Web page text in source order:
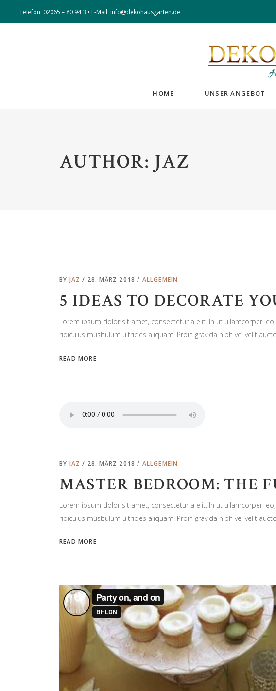
Telefon: 02065 – 80 94 3 • E-Mail: info@dekohausgarten.de
HOME UNSER ANGEBOT
AUTHOR: JAZ
BY JAZ 28. MÄRZ 2018 ALLGEMEIN
5 IDEAS TO DECORATE
Lorem ipsum dolor sit amet, consectetur a elit. In ut ullamcorper
ridiculus musbulum ultricies aliquam. Proin gravida nibh vel velit
READ MORE
BY JAZ 28. MÄRZ 2018 ALLGEMEIN
MASTER BEDROOM: THE
Lorem ipsum dolor sit amet, consectetur a elit. In ut ullamcorper
ridiculus musbulum ultricies aliquam. Proin gravida nibh vel velit
READ MORE